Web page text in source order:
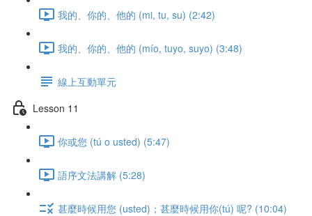
我的、你的、他的 (mi, tu, su) (2:42)
我的、你的、他的 (mío, tuyo, suyo) (3:48)
線上互動單元
Lesson 11
你或您 (tú o usted) (5:47)
語序文法講解 (5:28)
甚麼時候用您 (usted)；甚麼時候用你(tú) 呢? (10:04)